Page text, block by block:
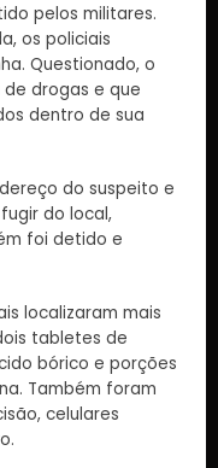
pelos militares.
os policiais
Questionado, o
drogas e que
dentro de sua
do suspeito e
do local,
foi detido e
localizaram mais
tabletes de
bórico e porções
Também foram
celulares